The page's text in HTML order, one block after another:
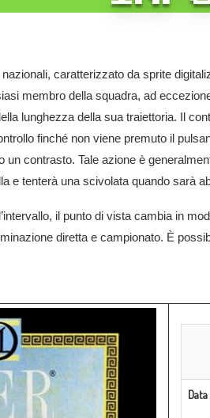
caratterizzato da sprite
membro della squadra, ad
lunghezza della sua traiettoria. Il
finché non viene premuto il
contrasto. Tale azione è
e tenterà una scivolata quando sarà
il punto di vista cambia in
diretta e campionato. È